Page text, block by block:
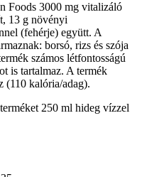
Foods 3000 mg vitalizáló
13 g növényi
(fehérje) együtt. A
borsó, rizs és szója
számos létfontosságú
is tartalmaz. A termék
(110 kalória/adag).
250 ml hideg vízzel